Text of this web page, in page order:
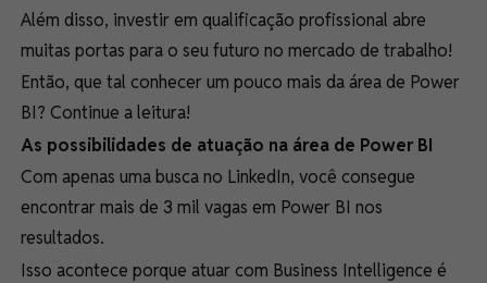
Além disso, investir em qualificação profissional abre
muitas portas para o seu futuro no mercado de trabalho!
Então, que tal conhecer um pouco mais da área de Power
BI? Continue a leitura!
As possibilidades de atuação na área de Power BI
Com apenas uma busca no LinkedIn, você consegue
encontrar mais de 3 mil vagas em Power BI nos
resultados.
Isso acontece porque atuar com Business Intelligence é